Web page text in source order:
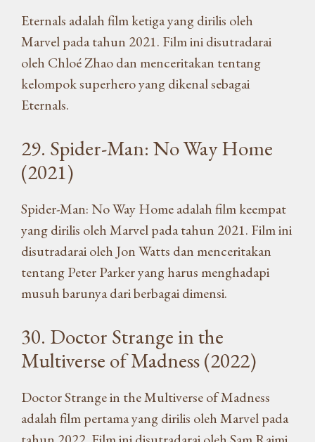
Eternals adalah film ketiga yang dirilis oleh
Marvel pada tahun 2021. Film ini disutradarai
oleh Chloé Zhao dan menceritakan tentang
kelompok superhero yang dikenal sebagai
Eternals.
29. Spider-Man: No Way Home
(2021)
Spider-Man: No Way Home adalah film keempat
yang dirilis oleh Marvel pada tahun 2021. Film ini
disutradarai oleh Jon Watts dan menceritakan
tentang Peter Parker yang harus menghadapi
musuh barunya dari berbagai dimensi.
30. Doctor Strange in the
Multiverse of Madness (2022)
Doctor Strange in the Multiverse of Madness
adalah film pertama yang dirilis oleh Marvel pada